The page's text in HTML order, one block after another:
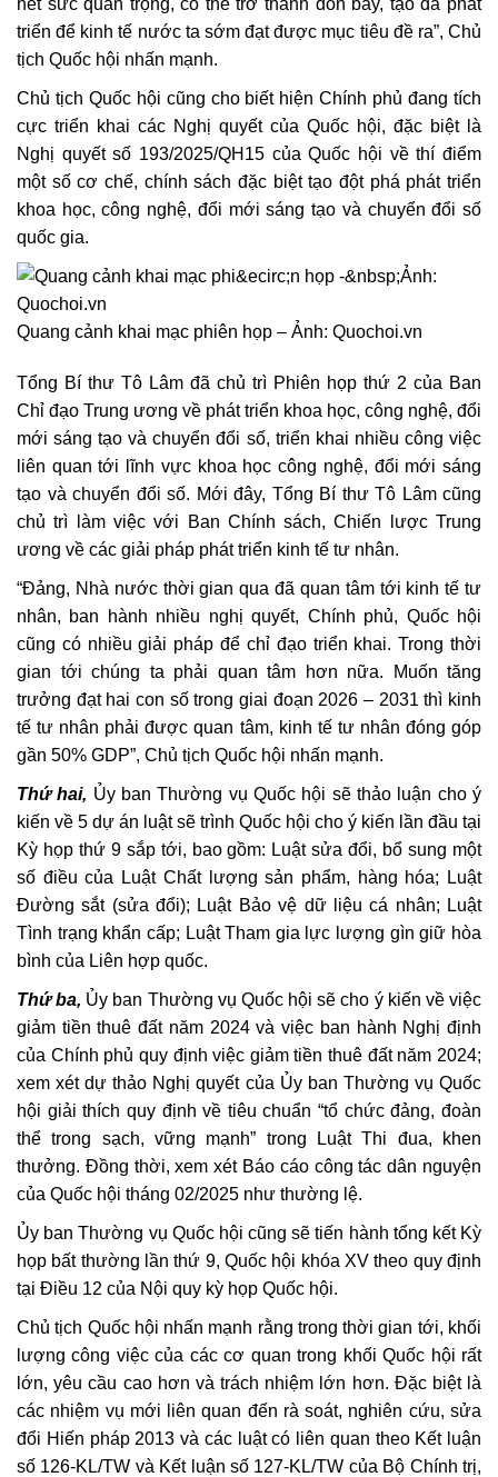
triển để kinh tế nước ta sớm đạt được mục tiêu đề ra”, Chủ
tịch Quốc hội nhấn mạnh.
Chủ tịch Quốc hội cũng cho biết hiện Chính phủ đang tích
cực triển khai các Nghị quyết của Quốc hội, đặc biệt là
Nghị quyết số 193/2025/QH15 của Quốc hội về thí điểm
một số cơ chế, chính sách đặc biệt tạo đột phá phát triển
khoa học, công nghệ, đổi mới sáng tạo và chuyển đổi số
quốc gia.
Quang cảnh khai mạc phiên họp – Ảnh: Quochoi.vn
Tổng Bí thư Tô Lâm đã chủ trì Phiên họp thứ 2 của Ban
Chỉ đạo Trung ương về phát triển khoa học, công nghệ, đổi
mới sáng tạo và chuyển đổi số, triển khai nhiều công việc
liên quan tới lĩnh vực khoa học công nghệ, đổi mới sáng
tạo và chuyển đổi số. Mới đây, Tổng Bí thư Tô Lâm cũng
chủ trì làm việc với Ban Chính sách, Chiến lược Trung
ương về các giải pháp phát triển kinh tế tư nhân.
“Đảng, Nhà nước thời gian qua đã quan tâm tới kinh tế tư
nhân, ban hành nhiều nghị quyết, Chính phủ, Quốc hội
cũng có nhiều giải pháp để chỉ đạo triển khai. Trong thời
gian tới chúng ta phải quan tâm hơn nữa. Muốn tăng
trưởng đạt hai con số trong giai đoạn 2026 – 2031 thì kinh
tế tư nhân phải được quan tâm, kinh tế tư nhân đóng góp
gần 50% GDP”, Chủ tịch Quốc hội nhấn mạnh.
Thứ hai, Ủy ban Thường vụ Quốc hội sẽ thảo luận cho ý
kiến về 5 dự án luật sẽ trình Quốc hội cho ý kiến lần đầu tại
Kỳ họp thứ 9 sắp tới, bao gồm: Luật sửa đổi, bổ sung một
số điều của Luật Chất lượng sản phẩm, hàng hóa; Luật
Đường sắt (sửa đổi); Luật Bảo vệ dữ liệu cá nhân; Luật
Tình trạng khẩn cấp; Luật Tham gia lực lượng gìn giữ hòa
bình của Liên hợp quốc.
Thứ ba, Ủy ban Thường vụ Quốc hội sẽ cho ý kiến về việc
giảm tiền thuê đất năm 2024 và việc ban hành Nghị định
của Chính phủ quy định việc giảm tiền thuê đất năm 2024;
xem xét dự thảo Nghị quyết của Ủy ban Thường vụ Quốc
hội giải thích quy định về tiêu chuẩn “tổ chức đảng, đoàn
thể trong sạch, vững mạnh” trong Luật Thi đua, khen
thưởng. Đồng thời, xem xét Báo cáo công tác dân nguyện
của Quốc hội tháng 02/2025 như thường lệ.
Ủy ban Thường vụ Quốc hội cũng sẽ tiến hành tổng kết Kỳ
họp bất thường lần thứ 9, Quốc hội khóa XV theo quy định
tại Điều 12 của Nội quy kỳ họp Quốc hội.
Chủ tịch Quốc hội nhấn mạnh rằng trong thời gian tới, khối
lượng công việc của các cơ quan trong khối Quốc hội rất
lớn, yêu cầu cao hơn và trách nhiệm lớn hơn. Đặc biệt là
các nhiệm vụ mới liên quan đến rà soát, nghiên cứu, sửa
đổi Hiến pháp 2013 và các luật có liên quan theo Kết luận
số 126-KL/TW và Kết luận số 127-KL/TW của Bộ Chính trị,